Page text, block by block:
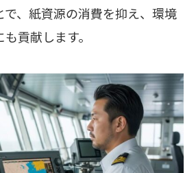
で、紙資源の消費を抑え、環境
貢献します。